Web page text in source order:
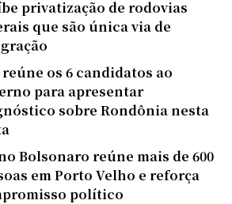
privatização de rodovias
que são única via de
reúne os 6 candidatos ao
para apresentar
sobre Rondônia nesta
Bolsonaro reúne mais de 600
em Porto Velho e reforça
político